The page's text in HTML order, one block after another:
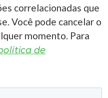
correlacionadas que
Você pode cancelar o
momento. Para
de